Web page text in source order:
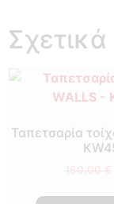
Σχετικά
Ταπετσαρία
160,00€